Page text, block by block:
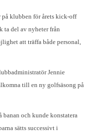
på klubben för årets kick-off
ta del av nyheter från
att träffa både personal,
Jennie
till en ny golfsäsong på
banan och kunde konstatera
sätts successivt i